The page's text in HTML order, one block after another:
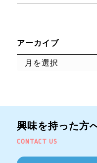
アーカイブ
興味を持った方
CONTACT US